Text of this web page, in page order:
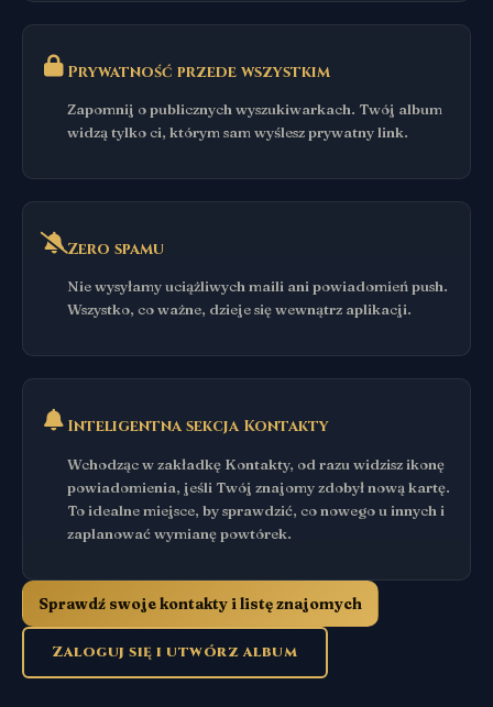
Prywatność przede wszystkim
Zapomnij o publicznych wyszukiwarkach. Twój album
widzą tylko ci, którym sam wyślesz prywatny link.
Zero spamu
Nie wysyłamy uciążliwych maili ani powiadomień push.
Wszystko, co ważne, dzieje się wewnątrz aplikacji.
Inteligentna sekcja Kontakty
Wchodząc w zakładkę Kontakty, od razu widzisz ikonę
powiadomienia, jeśli Twój znajomy zdobył nową kartę.
To idealne miejsce, by sprawdzić, co nowego u innych i
zaplanować wymianę powtórek.
Sprawdź swoje kontakty i listę znajomych
Zaloguj się i utwórz album